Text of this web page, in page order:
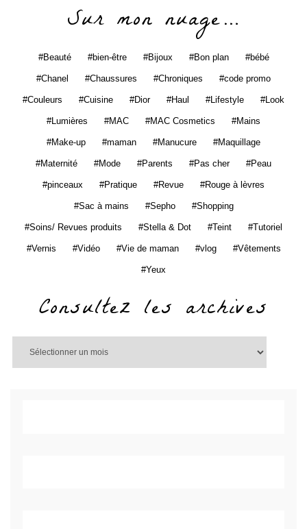
Sur mon nuage…
Beauté bien-être Bijoux Bon plan bébé
Chanel Chaussures Chroniques code promo
Couleurs Cuisine Dior Haul Lifestyle Look
Lumières MAC MAC Cosmetics Mains
Make-up maman Manucure Maquillage
Maternité Mode Parents Pas cher Peau
pinceaux Pratique Revue Rouge à lèvres
Sac à mains Sepho Shopping
Soins/ Revues produits Stella & Dot Teint Tutoriel
Vernis Vidéo Vie de maman vlog Vêtements
Yeux
Consultez les archives